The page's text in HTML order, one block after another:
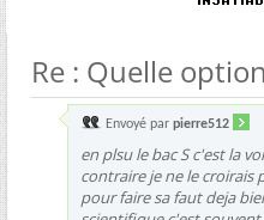
Re : Quelle
Envoyé par pierre512
en plsu le bac S c'est la
contraire je ne le croirais
pour faire sa faut deja